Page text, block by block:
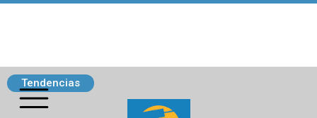
Tendencias